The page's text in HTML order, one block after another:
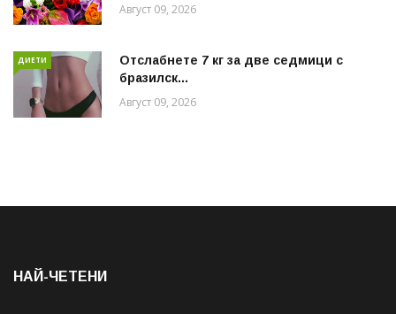
Август 09, 2026
ДИЕТИ
Отслабнете 7 кг за две седмици с
бразилск...
Август 09, 2026
НАЙ-ЧЕТЕНИ